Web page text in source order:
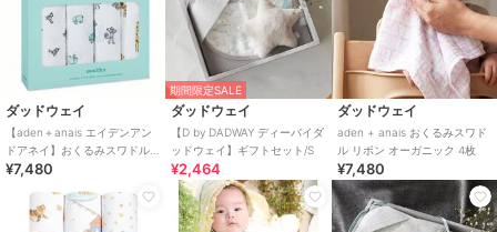
ダッドウェイ
【aden＋anais エイデンアン
ドアネイ】おくるみスワドル/4
枚
¥7,480
期間限定SALE
ダッドウェイ
【D by DADWAY ディーバイダ
ッドウェイ】ギフトセット/S
¥2,464
ダッドウェイ
aden + anais おくるみスワド
ル リボン オーガニック 4枚
¥7,480